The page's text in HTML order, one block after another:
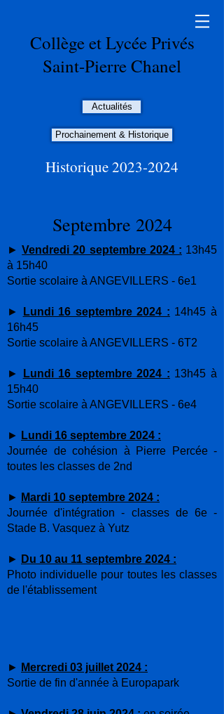
Collège et Lycée Privés
Saint-Pierre Chanel
Actualités
Prochainement & Historique
Historique2023-2024
Septembre 2024
► Vendredi20 septembre 2024 : 13h45
à 15h40
Sortie scolaire à ANGEVILLERS - 6e1
► Lundi 16 septembre 2024 : 14h45 à
16h45
Sortie scolaire à ANGEVILLERS - 6T2
► Lundi 16 septembre 2024 : 13h45 à
15h40
Sortie scolaire à ANGEVILLERS - 6e4
► Lundi 16 septembre 2024 :
Journée de cohésion à Pierre Percée -
toutes les classes de 2nd
► Mardi 10 septembre 2024 :
Journée d'intégration - classes de 6e -
Stade B. Vasquez à Yutz
► Du 10 au 11 septembre 2024 :
Photo individuelle pour toutes les classes
de l'établissement
► Mercredi 03 juillet 2024 :
Sortie de fin d'année à Europapark